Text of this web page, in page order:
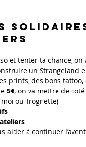
et tenter ta chance,
un Strangeland
prints, des bons tattoo,
5€, on va mettre de coté
ou Trognette)
aider à continuer